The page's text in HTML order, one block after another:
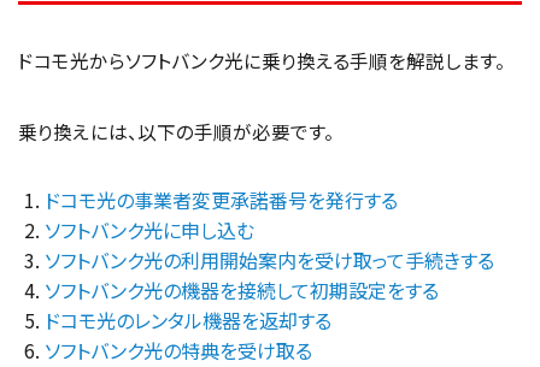
ドコモ光からソフトバンク光に乗り換える手順を解説します。
乗り換えには、以下の手順が必要です。
ドコモ光の事業者変更承諾番号を発行する
ソフトバンク光に申し込む
ソフトバンク光の利用開始案内を受け取って手続きする
ソフトバンク光の機器を接続して初期設定をする
ドコモ光のレンタル機器を返却する
ソフトバンク光の特典を受け取る